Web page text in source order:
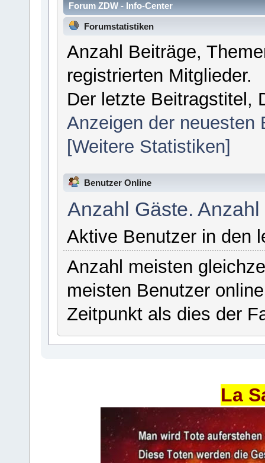
Forum ZDW - Info-Center
Forumstatistiken
Anzahl Beiträge,
registrierten Mitglieder.
Der letzte Beitragstitel,
Anzeigen der neuesten
[Weitere Statistiken]
Benutzer Online
Anzahl Gäste.
Aktive Benutzer in den
Anzahl meisten
meisten Benutzer
Zeitpunkt als dies der
La